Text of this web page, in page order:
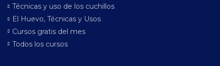
Técnicas y uso de los cuchillos
El Huevo, Técnicas y Usos
Cursos gratis del mes
Todos los cursos